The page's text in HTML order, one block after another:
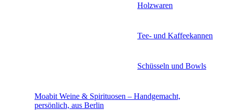
Holzwaren
Tee- und Kaffeekannen
Schüsseln und Bowls
Moabit Weine & Spirituosen – Handgemacht,
persönlich, aus Berlin